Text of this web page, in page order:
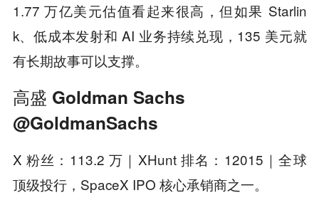
1.77 万亿美元估值看起来很高，但如果 Starlin
k、低成本发射和 AI 业务持续兑现，135 美元就
有长期故事可以支撑。
高盛 Goldman Sachs
@GoldmanSachs
X 粉丝：113.2 万｜XHunt 排名：12015｜全球
顶级投行，SpaceX IPO 核心承销商之一。